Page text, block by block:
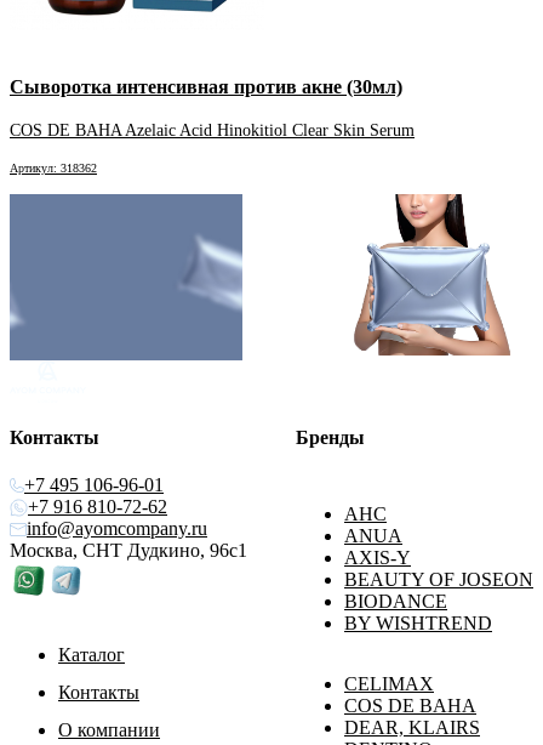
Сыворотка интенсивная против акне (30мл)
COS DE BAHA Azelaic Acid Hinokitiol Clear Skin Serum
Артикул: 318362
Контакты
+7 495 106-96-01
+7 916 810-72-62
info@ayomcompany.ru
Москва, СНТ Дудкино, 96с1
Каталог
Контакты
О компании
Бренды
AHC
ANUA
AXIS-Y
BEAUTY OF JOSEON
BIODANCE
BY WISHTREND
CELIMAX
COS DE BAHA
DEAR, KLAIRS